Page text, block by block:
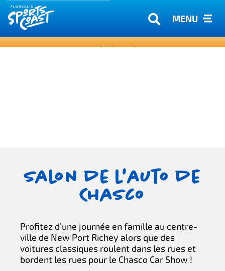
MENU
Salon de l'auto de
Chasco
Profitez d'une journée en famille au centre-
ville de New Port Richey alors que des
voitures classiques roulent dans les rues et
bordent les rues pour le Chasco Car Show !